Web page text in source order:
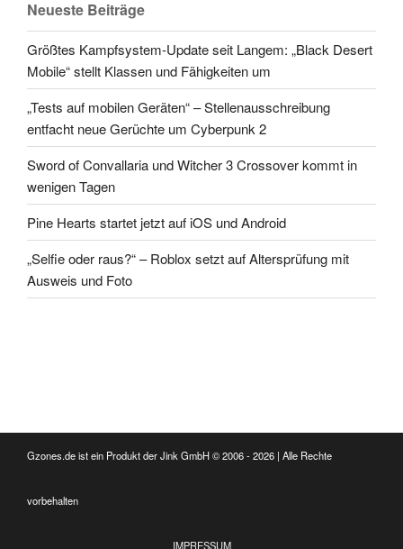
Neueste Beiträge
Größtes Kampfsystem-Update seit Langem: „Black Desert
Mobile“ stellt Klassen und Fähigkeiten um
„Tests auf mobilen Geräten“ – Stellenausschreibung
entfacht neue Gerüchte um Cyberpunk 2
Sword of Convallaria und Witcher 3 Crossover kommt in
wenigen Tagen
Pine Hearts startet jetzt auf iOS und Android
„Selfie oder raus?“ – Roblox setzt auf Altersprüfung mit
Ausweis und Foto
Gzones.de ist ein Produkt der Jink GmbH © 2006 - 2026 | Alle Rechte
vorbehalten
IMPRESSUM